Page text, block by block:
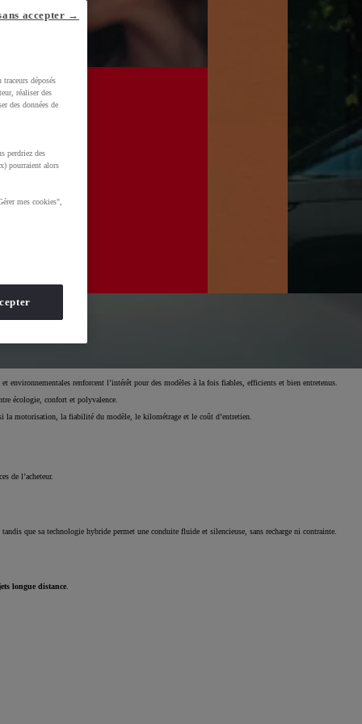
environnementales renforcent l’intérêt pour des modèles à la fois fiables, efficients et bien entretenus.
écologie, confort et polyvalence.
la motorisation, la fiabilité du modèle, le kilométrage et le coût d’entretien.
de l’acheteur.
que sa technologie hybride permet une conduite fluide et silencieuse, sans recharge ni contrainte.
longue distance.
déposés
réaliser des
des données de
perdriez des
pourraient alors
mes cookies",
accepter →